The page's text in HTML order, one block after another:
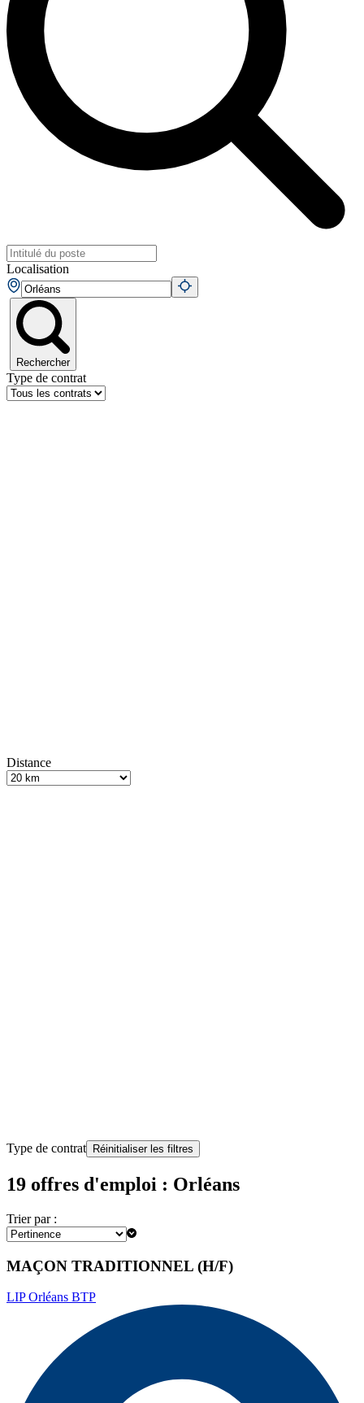
Localisation
Rechercher
Type de contrat
Distance
Type de contrat Réinitialiser les filtres
19 offres d'emploi : Orléans
Trier par :
MAÇON TRADITIONNEL (H/F)
LIP Orléans BTP